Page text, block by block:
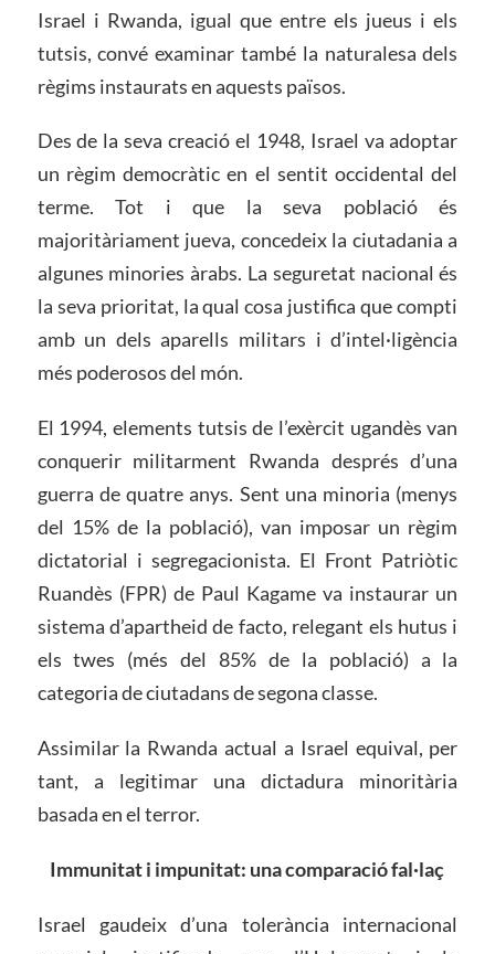
Israel i Rwanda, igual que entre els jueus i els
tutsis, convé examinar també la naturalesa dels
règims instaurats en aquests països.
Des de la seva creació el 1948, Israel va adoptar
un règim democràtic en el sentit occidental del
terme. Tot i que la seva població és
majoritàriament jueva, concedeix la ciutadania a
algunes minories àrabs. La seguretat nacional és
la seva prioritat, la qual cosa justifica que compti
amb un dels aparells militars i d’intel·ligència
més poderosos del món.
El 1994, elements tutsis de l’exèrcit ugandès van
conquerir militarment Rwanda després d’una
guerra de quatre anys. Sent una minoria (menys
del 15% de la població), van imposar un règim
dictatorial i segregacionista. El Front Patriòtic
Ruandès (FPR) de Paul Kagame va instaurar un
sistema d’apartheid de facto, relegant els hutus i
els twes (més del 85% de la població) a la
categoria de ciutadans de segona classe.
Assimilar la Rwanda actual a Israel equival, per
tant, a legitimar una dictadura minoritària
basada en el terror.
Immunitat i impunitat: una comparació fal·laç
Israel gaudeix d’una tolerància internacional